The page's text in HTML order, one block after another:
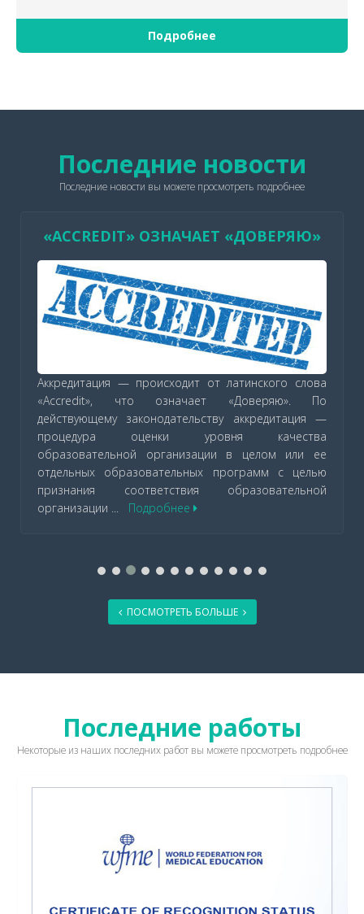
Подробнее
Последние новости
Последние новости вы можете просмотреть подробнее
ААОПО становится полноправным
членом INQAAHE
Мы рады сообщить, что ААОПО принята в качестве
полноправного члена INQAAHE. Международная
сеть агентств по обеспечению качества в высшем
образовании (INQAAHE) - это всемирная
ассоциация, объединяющая около 300 организаций,
занимающихся теорией и практикой обеспечения
качества в высшем образовании...
ПОСМОТРЕТЬ БОЛЬШЕ
Последние работы
Некоторые из наших последних работ вы можете просмотреть подробнее